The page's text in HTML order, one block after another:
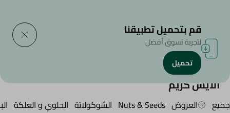
الرئيسية /سناكس وحلويات
الايس كريم
جميع العروض Nuts & Seeds الشوكولاتة الحلوي و العلكة
قم بتحميل تطبيقنا
لتجربة تسوق أفضل
تحميل